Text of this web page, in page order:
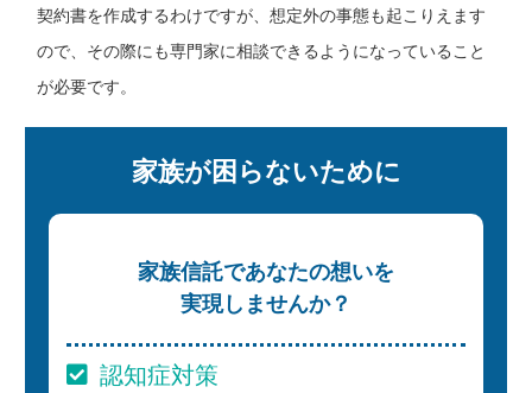
契約書を作成するわけですが、想定外の事態も起こりえます
ので、その際にも専門家に相談できるようになっていること
が必要です。
家族が困らないために
家族信託であなたの想いを
実現しませんか？
認知症対策